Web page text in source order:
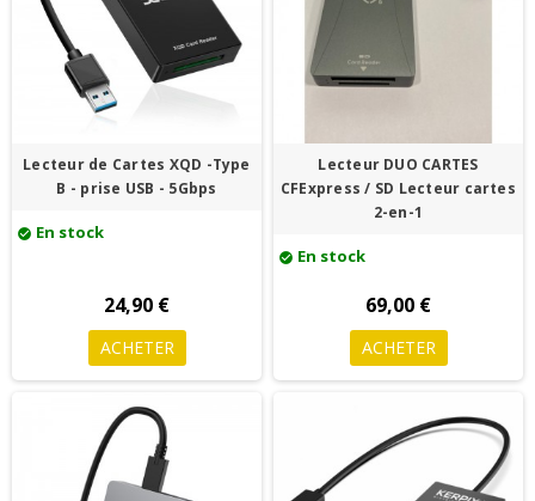
Lecteur de Cartes XQD -Type
B - prise USB - 5Gbps
check_circle En stock
24,90 €
ACHETER
Lecteur DUO CARTES
CFExpress / SD Lecteur cartes
2-en-1
check_circle En stock
69,00 €
ACHETER